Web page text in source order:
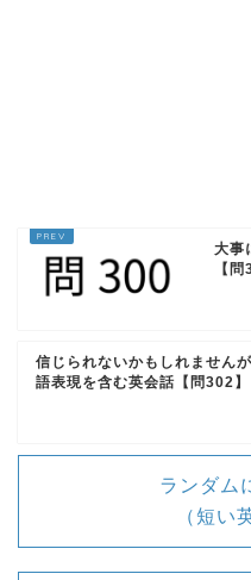
大事
【問
信じられないかもしれません
語表現を含む英会話【問302】
ランダム
（短い